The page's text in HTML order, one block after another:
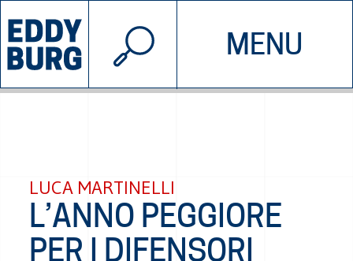
MENU
INIZIATIVE CHI SIAMO
© 2026 EDDYBURG
LUCA MARTINELLI
L’ANNO PEGGIORE
PER I DIFENSORI